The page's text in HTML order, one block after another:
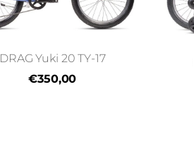
DRAG Yuki 20 TY-17
€350,00